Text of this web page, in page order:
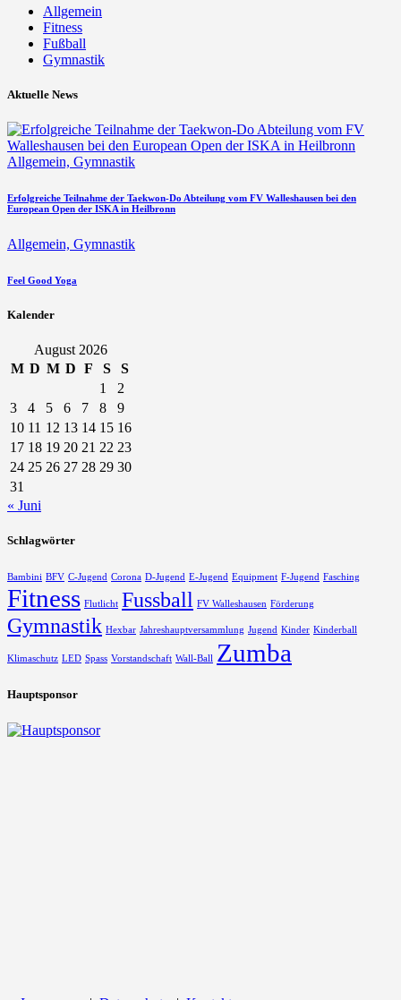
Allgemein
Fitness
Fußball
Gymnastik
Aktuelle News
Allgemein, Gymnastik
Erfolgreiche Teilnahme der Taekwon-Do Abteilung vom FV Walleshausen bei den
European Open der ISKA in Heilbronn
Allgemein, Gymnastik
Feel Good Yoga
Kalender
August 2026
M D M D F S
S
1
2
3
4 5 6 7 8
9
10 11 12 13 14 15 16
17 18 19 20 21 22 23
24 25 26 27 28 29 30
31
« Juni
Schlagwörter
Bambini BFV C-Jugend Corona D-Jugend E-Jugend Equipment F-Jugend Fasching
Fitness Flutlicht Fussball FV Walleshausen Förderung
Gymnastik Hexbar Jahreshauptversammlung Jugend Kinder Kinderball
Klimaschutz LED Spass Vorstandschaft Wall-Ball Zumba
Hauptsponsor